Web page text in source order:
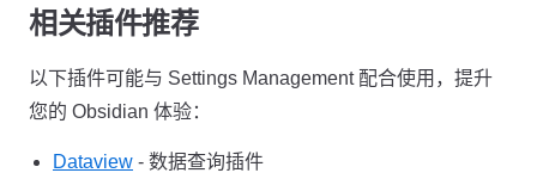
相关插件推荐
以下插件可能与 Settings Management 配合使用，提升
您的 Obsidian 体验：
Dataview - 数据查询插件